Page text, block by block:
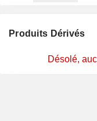
Produits Dérivés
Désolé,